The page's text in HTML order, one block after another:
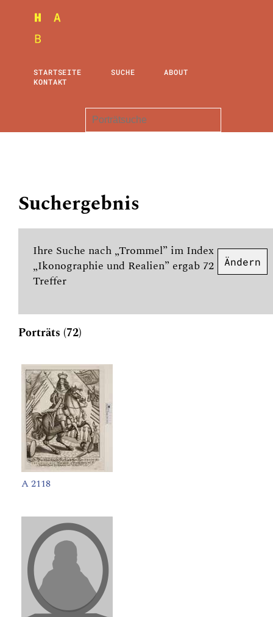
STARTSEITE SUCHE
ABOUT
KONTAKT
Suchergebnis
Ihre Suche nach „Trommel” im Index
„Ikonographie und Realien” ergab 72
Treffer
Ändern
Porträts (72)
A 2118